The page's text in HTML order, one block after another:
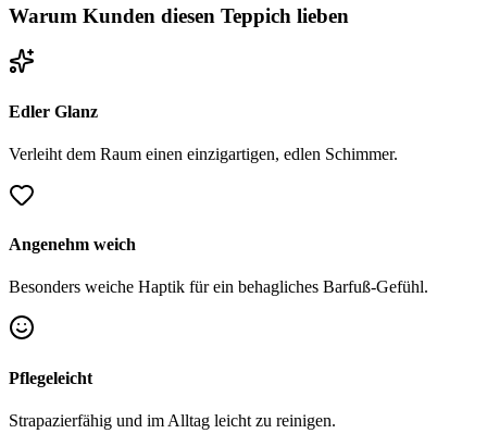
Warum Kunden diesen Teppich lieben
Edler Glanz
Verleiht dem Raum einen einzigartigen, edlen Schimmer.
Angenehm weich
Besonders weiche Haptik für ein behagliches Barfuß-Gefühl.
Pflegeleicht
Strapazierfähig und im Alltag leicht zu reinigen.